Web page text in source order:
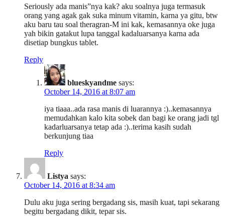
Seriously ada manis”nya kak? aku soalnya juga termasuk
orang yang agak gak suka minum vitamin, karna ya gitu, btw
aku baru tau soal theragran-M ini kak, kemasannya oke juga
yah bikin gatakut lupa tanggal kadaluarsanya karna ada
disetiap bungkus tablet.
Reply
blueskyandme says:
October 14, 2016 at 8:07 am
iya tiaaa..ada rasa manis di luarannya :)..kemasannya
memudahkan kalo kita sobek dan bagi ke orang jadi tgl
kadarluarsanya tetap ada :)..terima kasih sudah
berkunjung tiaa
Reply
Listya says:
October 14, 2016 at 8:34 am
Dulu aku juga sering bergadang sis, masih kuat, tapi sekarang
begitu bergadang dikit, tepar sis.